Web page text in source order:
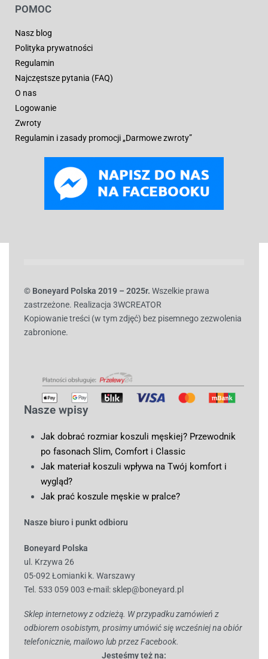
POMOC
Nasz blog
Polityka prywatności
Regulamin
Najczęstsze pytania (FAQ)
O nas
Logowanie
Zwroty
Regulamin i zasady promocji „Darmowe zwroty”
© Boneyard Polska 2019 – 2025r. Wszelkie prawa
zastrzeżone. Realizacja 3WCREATOR
Kopiowanie treści (w tym zdjęć) bez pisemnego zezwolenia
zabronione.
Nasze wpisy
Jak dobrać rozmiar koszuli męskiej? Przewodnik
po fasonach Slim, Comfort i Classic
Jak materiał koszuli wpływa na Twój komfort i
wygląd?
Jak prać koszule męskie w pralce?
Nasze biuro i punkt odbioru
Boneyard Polska
ul. Krzywa 26
05-092 Łomianki k. Warszawy
Tel. 533 059 003 e-mail: sklep@boneyard.pl
Sklep internetowy z odzieżą. W przypadku zamówień z
odbiorem osobistym, prosimy umówić się wcześniej na obiór
telefonicznie, mailowo lub przez Facebook.
Jesteśmy też na: